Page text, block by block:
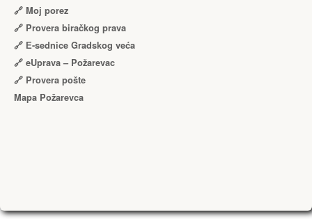
🔗 Moj porez
🔗 Provera biračkog prava
🔗 Е-sednice Gradskog veća
🔗 eUprava – Požarevac
🔗 Provera pošte
Mapa Požarevca